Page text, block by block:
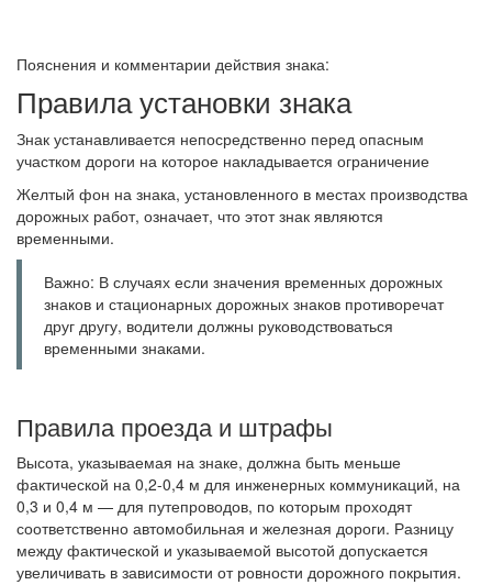
Пояснения и комментарии действия знака:
Правила установки знака
Знак устанавливается непосредственно перед опасным
участком дороги на которое накладывается ограничение
Желтый фон на знака, установленного в местах производства
дорожных работ, означает, что этот знак являются
временными.
Важно: В случаях если значения временных дорожных
знаков и стационарных дорожных знаков противоречат
друг другу, водители должны руководствоваться
временными знаками.
Правила проезда и штрафы
Высота, указываемая на знаке, должна быть меньше
фактической на 0,2-0,4 м для инженерных коммуникаций, на
0,3 и 0,4 м — для путепроводов, по которым проходят
соответственно автомобильная и железная дороги. Разницу
между фактической и указываемой высотой допускается
увеличивать в зависимости от ровности дорожного покрытия.